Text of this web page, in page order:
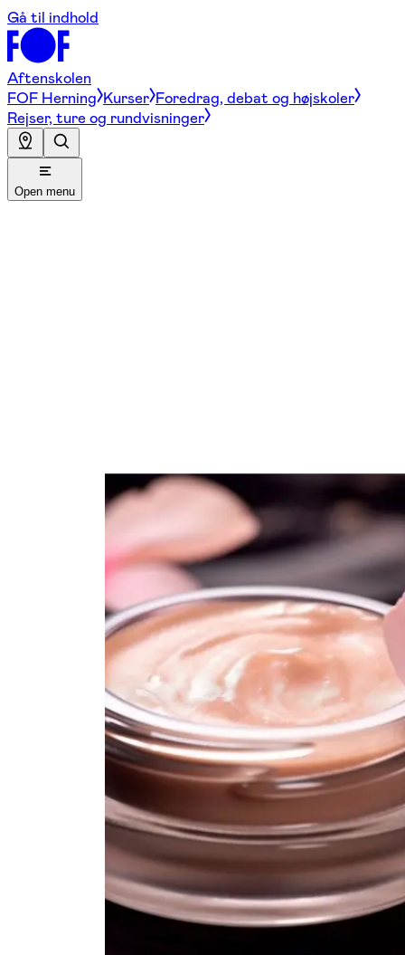
Gå til indhold
Aftenskolen
FOF Herning Kurser Foredrag, debat og højskoler
Rejser, ture og rundvisninger
Open menu